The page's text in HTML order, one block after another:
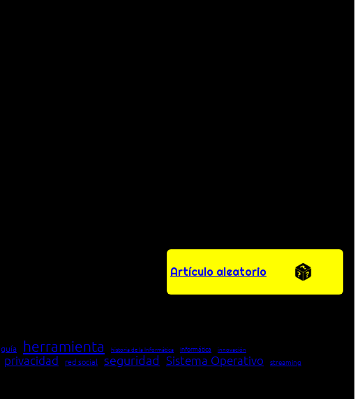
Artículo aleatorio
guía herramienta historia de la Informática Informática innovación
privacidad red social seguridad Sistema Operativo streaming